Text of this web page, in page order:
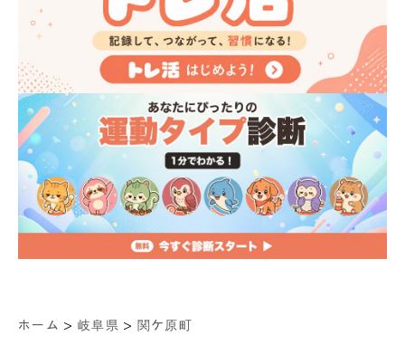
ホーム > 岐阜県 > 関ケ原町